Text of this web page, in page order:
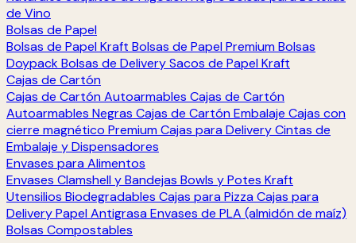
de Vino
Bolsas de Papel
Bolsas de Papel Kraft Bolsas de Papel Premium Bolsas
DoypackBolsas de DeliverySacos de Papel Kraft
Cajas de Cartón
Cajas de Cartón Autoarmables Cajas de Cartón
Autoarmables Negras Cajas de Cartón Embalaje Cajas con
cierre magnético Premium Cajas para DeliveryCintas de
Embalaje y Dispensadores
Envases para Alimentos
Envases Clamshell y Bandejas Bowls y Potes Kraft
Utensilios Biodegradables Cajas para Pizza Cajas para
DeliveryPapel Antigrasa Envases de PLA (almidón de maíz)
Bolsas Compostables